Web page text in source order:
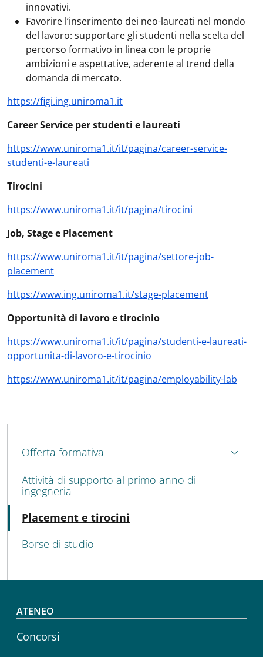
innovativi.
Favorire l’inserimento dei neo-laureati nel mondo
del lavoro: supportare gli studenti nella scelta del
percorso formativo in linea con le proprie
ambizioni e aspettative, aderente al trend della
domanda di mercato.
https://figi.ing.uniroma1.it
Career Service per studenti e laureati
https://www.uniroma1.it/it/pagina/career-service-
studenti-e-laureati
Tirocini
https://www.uniroma1.it/it/pagina/tirocini
Job, Stage e Placement
https://www.uniroma1.it/it/pagina/settore-job-
placement
https://www.ing.uniroma1.it/stage-placement
Opportunità di lavoro e tirocinio
https://www.uniroma1.it/it/pagina/studenti-e-laureati-
opportunita-di-lavoro-e-tirocinio
https://www.uniroma1.it/it/pagina/employability-lab
MENU CEV SECOND NAVIGATION
Offerta formativa
Attività di supporto al primo anno di
ingegneria
Placement e tirocini
Borse di studio
Footer menu
ATENEO
Concorsi